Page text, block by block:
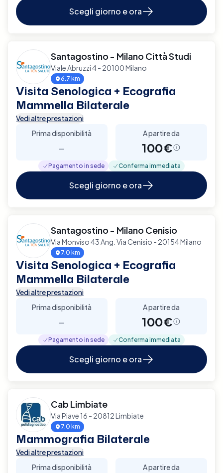
Scegli giorno e ora
Santagostino - Milano Città Studi
Viale Abruzzi 4 - 20100 Milano
6.7 km
Visita Senologica + Ecografia
Mammella Bilaterale
Vedi altre prestazioni
Prima disponibilità
-
A partire da
100€
Pagamento in sede Conferma immediata
Scegli giorno e ora
Santagostino - Milano Cenisio
Via Monviso 43 Ang. Via Cenisio - 20154 Milano
7.0 km
Visita Senologica + Ecografia
Mammella Bilaterale
Vedi altre prestazioni
Prima disponibilità
-
A partire da
100€
Pagamento in sede Conferma immediata
Scegli giorno e ora
Cab Limbiate
Via Piave 16 - 20812 Limbiate
7.0 km
Mammografia Bilaterale
Vedi altre prestazioni
Prima disponibilità
A partire da